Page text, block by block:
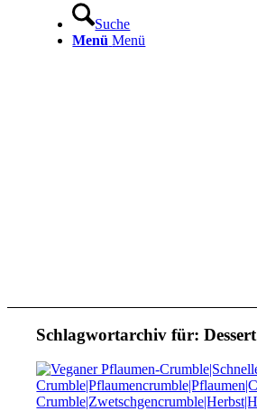
Suche
Menü Menü
Schlagwortarchiv für:Dessert